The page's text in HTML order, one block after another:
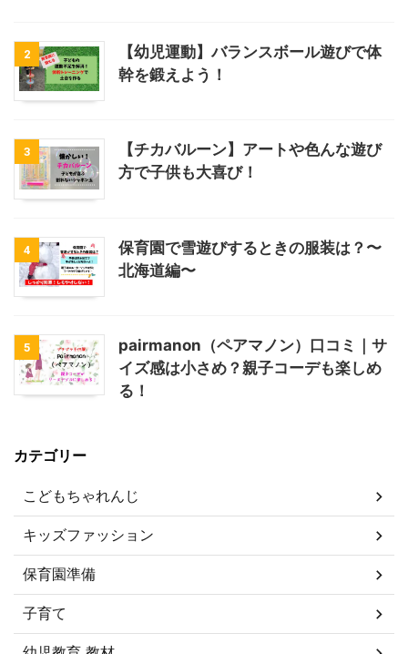
2
【幼児運動】バランスボール遊びで体
幹を鍛えよう！
3
【チカバルーン】アートや色んな遊び
方で子供も大喜び！
4
保育園で雪遊びするときの服装は？〜
北海道編〜
5
pairmanon（ペアマノン）口コミ｜サ
イズ感は小さめ？親子コーデも楽しめ
る！
カテゴリー
こどもちゃれんじ
キッズファッション
保育園準備
子育て